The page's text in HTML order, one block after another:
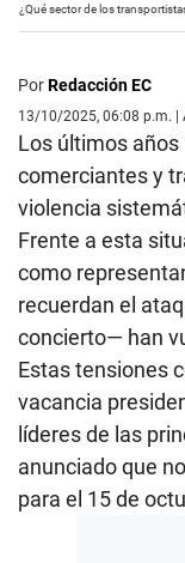
¿Qué sector de los
PorRedacción EC
13/10/2025, 06:08 p.m.
Los últimos
comerciantes y
violencia
Frente a esta
como
recuerdan el
concierto— han
Estas tensiones
vacancia
líderes de las
anunciado que
para el 15 de